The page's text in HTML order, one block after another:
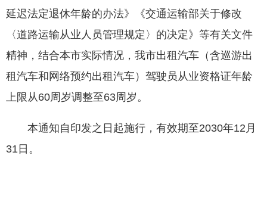
延迟法定退休年龄的办法》《交通运输部关于修改
〈道路运输从业人员管理规定〉的决定》等有关文件
精神，结合本市实际情况，我市出租汽车（含巡游出
租汽车和网络预约出租汽车）驾驶员从业资格证年龄
上限从60周岁调整至63周岁。
本通知自印发之日起施行，有效期至2030年12月
31日。